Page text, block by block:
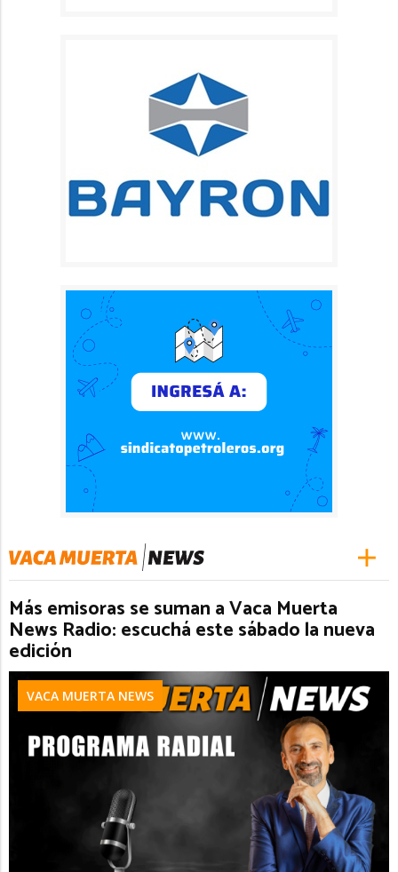
Más emisoras se suman a Vaca Muerta
News Radio: escuchá este sábado la nueva
edición
VACA MUERTA NEWS